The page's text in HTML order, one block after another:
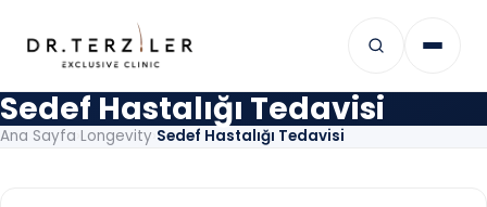
Sedef Hastalığı Tedavisi
Ana Sayfa Longevity Sedef Hastalığı Tedavisi